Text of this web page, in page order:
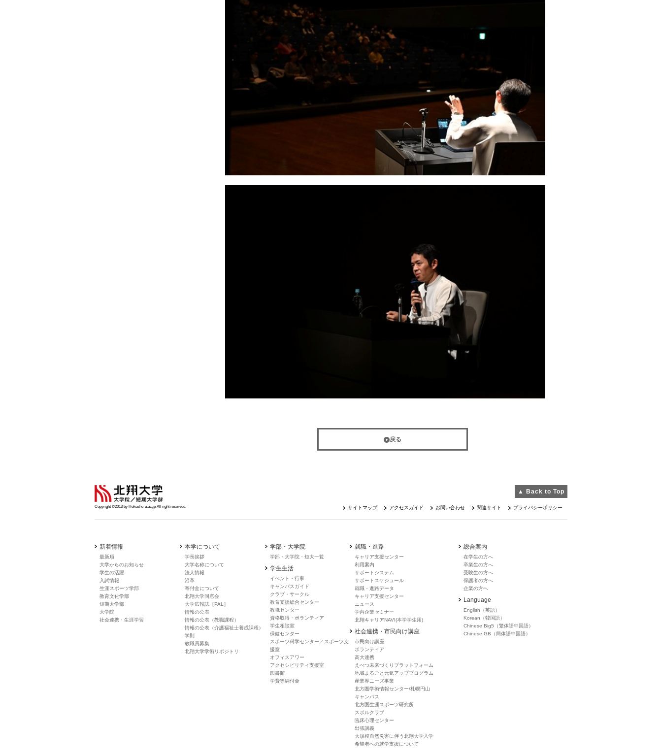
戻る
▲ Back to Top
Copyright ©2013 by Hokusho-u.ac.jp All right reserved. サイトマップ アクセスガイド お問い合わせ 関連サイト プライバシーポリシー
新着情報
最新順
大学からのお知らせ
学生の活躍
入試情報
生涯スポーツ学部
教育文化学部
短期大学部
大学院
社会連携・生涯学習
本学について
学長挨拶
大学名称について
法人情報
沿革
寄付金について
北翔大学同窓会
大学広報誌［PAL］
情報の公表
情報の公表（教職課程）
情報の公表（介護福祉士養成課程）
学則
教職員募集
北翔大学学術リポジトリ
学部・大学院
学部・大学院・短大一覧
学生生活
イベント・行事
キャンバスガイド
クラブ・サークル
教育支援総合センター
教職センター
資格取得・ボランティア
学生相談室
保健センター
スポーツ科学センター／スポーツ支
援室
オフィスアワー
アクセシビリティ支援室
図書館
学費等納付金
就職・進路
キャリア支援センター
利用案内
サポートシステム
サポートスケジュール
就職・進路データ
キャリア支援センター
ニュース
学内企業セミナー
北翔キャリアNAVI(本学学生用)
社会連携・市民向け講座
市民向け講座
ボランティア
高大連携
えべつ未来づくりプラットフォーム
地域まるごと元気アッププログラム
産業界ニーズ事業
北方圏学術情報センター/札幌円山
キャンパス
北方圏生涯スポーツ研究所
スポルクラブ
臨床心理センター
出張講義
大規模自然災害に伴う北翔大学入学
希望者への就学支援について
総合案内
在学生の方へ
卒業生の方へ
受験生の方へ
保護者の方へ
企業の方へ
Language
English（英語）
Korean（韓国語）
Chinese Big5（繁体語中国語）
Chinese GB（簡体語中国語）